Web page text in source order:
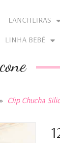
LANCHEIRAS
LINHA BEBÉ
» Clip Chucha